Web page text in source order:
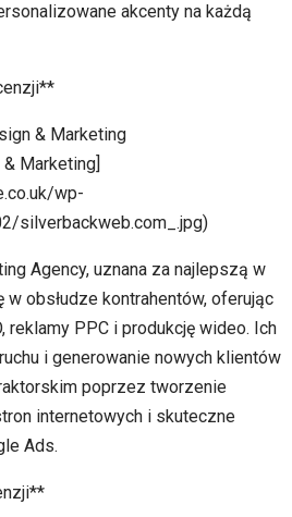
akcenty na każdą
& Marketing
Marketing]
wp-
silverbackweb.com_.jpg)
Agency, uznana za najlepszą w
obsłudze kontrahentów, oferując
reklamy PPC i produkcję wideo. Ich
i generowanie nowych klientów
poprzez tworzenie
internetowych i skuteczne
Ads.